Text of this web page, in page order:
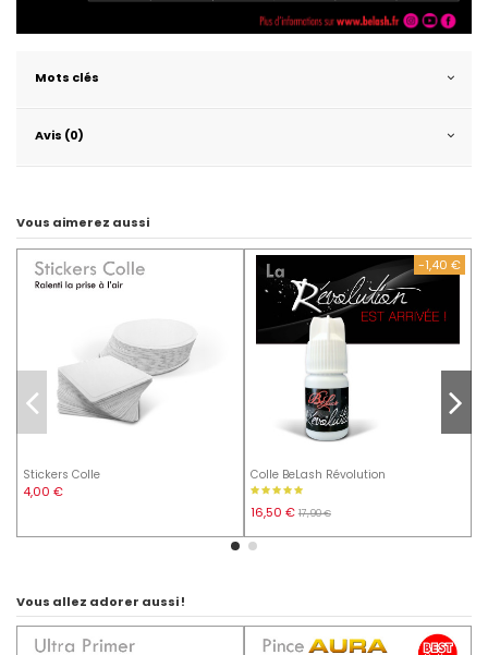
Mots clés
Avis (0)
Vous aimerez aussi
Stickers Colle
4,00 €
-1,40 €
Colle BeLash Révolution
16,50 € 17,90 €
Vous allez adorer aussi !